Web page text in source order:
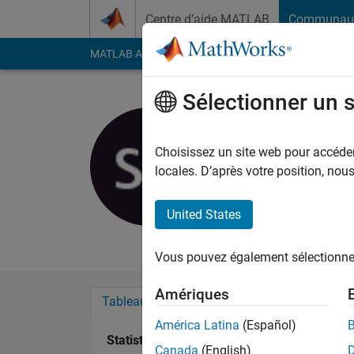
Centre d’aide MATLAB
MATLAB Answers File Exchange Cody
Last seen: 1 jour il y
Followers:0
I am Sadiq Akbar, a
Tableau de bord Badges
Statistiques
Sélectionner un
Choisissez un site web pour
locales. D’après votre position,
United States
Vous pouvez également
Amériques
América Latina (Español)
Canada (English)